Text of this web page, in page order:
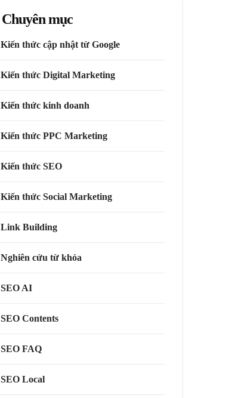
Chuyên mục
Kiến thức cập nhật từ Google
Kiến thức Digital Marketing
Kiến thức kinh doanh
Kiến thức PPC Marketing
Kiến thức SEO
Kiến thức Social Marketing
Link Building
Nghiên cứu từ khóa
SEO AI
SEO Contents
SEO FAQ
SEO Local